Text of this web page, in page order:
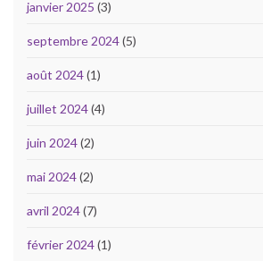
janvier 2025 (3)
septembre 2024(5)
août 2024(1)
juillet 2024(4)
juin 2024(2)
mai 2024(2)
avril 2024(7)
février 2024(1)